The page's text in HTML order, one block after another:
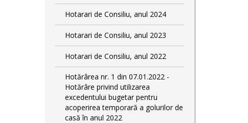
Hotarari de Consiliu, anul 2024
Hotarari de Consiliu, anul 2023
Hotarari de Consiliu, anul 2022
Hotărârea nr. 1 din 07.01.2022 -
Hotărâre privind utilizarea
excedentului bugetar pentru
acoperirea temporară a golurilor de
casă în anul 2022